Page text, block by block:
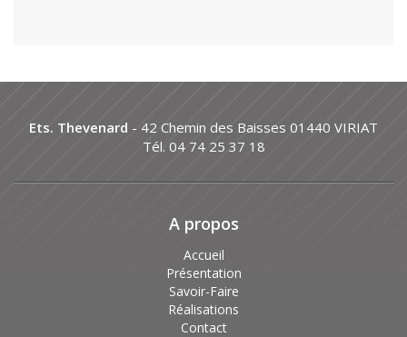
Ets. Thevenard - 42 Chemin des Baisses 01440 VIRIAT
Tél. 04 74 25 37 18
A propos
Accueil
Présentation
Savoir-Faire
Réalisations
Contact